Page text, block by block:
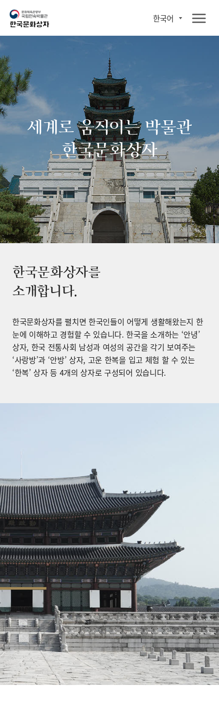
한국어
세계로 움직이는 박물관
한국문화상자
한국문화상자를
소개합니다.
한국문화상자를 펼치면 한국인들이 어떻게 생활해왔는지 한
눈에 이해하고 경험할 수 있습니다. 한국을 소개하는 ‘안녕’
상자, 한국 전통사회 남성과 여성의 공간을 각기 보여주는
‘사랑방’과 ‘안방’ 상자, 고운 한복을 입고 체험 할 수 있는
‘한복’ 상자 등 4개의 상자로 구성되어 있습니다.